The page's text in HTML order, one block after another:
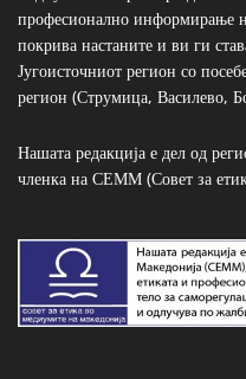
професионално информирање
покрива настаните и ви ги
Југоисточниот регион со
регион (Струмица, Василево,
Нашата редакција е дел од
членка на СЕММ (Совет за